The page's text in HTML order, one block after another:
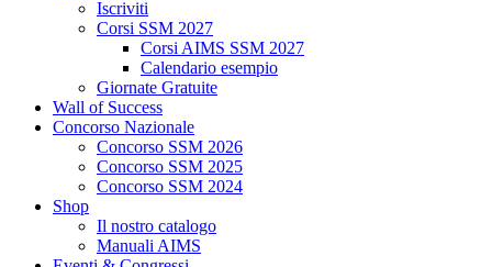
Iscriviti
Corsi SSM 2027
Corsi AIMS SSM 2027
Calendario esempio
Giornate Gratuite
Wall of Success
Concorso Nazionale
Concorso SSM 2026
Concorso SSM 2025
Concorso SSM 2024
Shop
Il nostro catalogo
Manuali AIMS